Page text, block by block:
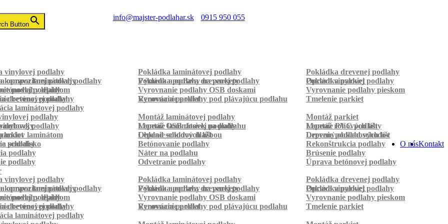
info@majster-podlahar.sk
0915 950 055
Button
vinylovej podlahy Pokládka laminátovej podlahy
Pokládka drevenej podlahy
kompozitnej podlahy Pokládka podlahy na parkety Pokládka parkiet
oprava laminátovej podlahy Výmena a oprava drevenej podlahy
Oprava vinylovej podlahy
podlahy
podlahy lepidlom Vyrovnanie podlahy OSB doskami
Vyrovnanie podlahy pieskom
betónovej podlahy Vyrovnanie podlahy pod plávajúcu podlahu
drevenej podlahy Renovácia parkiet
Tmelenie parkiet
laminátovej podlahy
podlahy Montáž laminátovej podlahy
Montáž parkiet
Montáž OSB dosiek na podlahu
Montáž rohových líšt
podlahy Lepenie laminátovej podlahy
Lepenie PVC podlahy
Lepenie soklových líšt Lepenie podlahových líšt
laminátom Obklad schodov dlažbou
Drevený obklad schodov
schodisko
podlahy Betónovanie podlahy
Rekonštrukcia podlahy
podlahy Náter na podlahu
Brúsenie podlahy
podlahy Odvetranie podlahy
Úprava betónovej podlahy
Kontakt
O nás
vinylovej podlahy Pokládka laminátovej podlahy
Pokládka drevenej podlahy
kompozitnej podlahy Pokládka podlahy na parkety Pokládka parkiet
oprava laminátovej podlahy Výmena a oprava drevenej podlahy
Oprava vinylovej podlahy
podlahy
podlahy lepidlom Vyrovnanie podlahy OSB doskami
Vyrovnanie podlahy pieskom
betónovej podlahy Vyrovnanie podlahy pod plávajúcu podlahu
drevenej podlahy Renovácia parkiet
Tmelenie parkiet
laminátovej podlahy